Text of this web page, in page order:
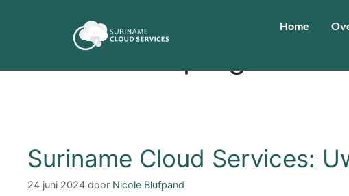
Home
educatieve programma’s
Suriname Cloud Services:
24 juni 2024 door Nicole Blufpand